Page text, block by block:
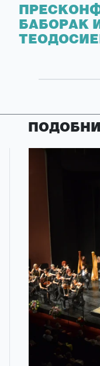
БАБОРАК